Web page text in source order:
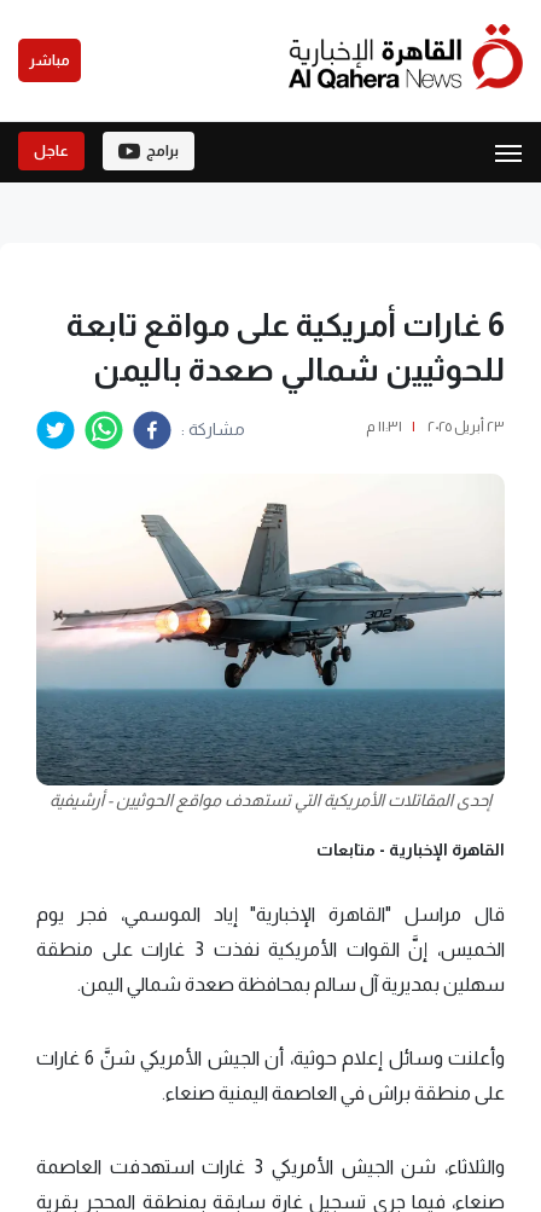
مباشر
برامج عاجل
6 غارات أمريكية على مواقع تابعة
للحوثيين شمالي صعدة باليمن
٢٣ أبريل ٢٠٢٥ | ١١:٣١ م مشاركة :
إحدى المقاتلات الأمريكية التي تستهدف مواقع الحوثيين - أرشيفية
القاهرة الإخبارية - متابعات
قال مراسل "القاهرة الإخبارية" إياد الموسمي، فجر يوم
الخميس، إنَّ القوات الأمريكية نفذت 3 غارات على منطقة
سهلين بمديرية آل سالم بمحافظة صعدة شمالي اليمن.
وأعلنت وسائل إعلام حوثية، أن الجيش الأمريكي شنَّ 6 غارات
على منطقة براش في العاصمة اليمنية صنعاء.
والثلاثاء، شن الجيش الأمريكي 3 غارات استهدفت العاصمة
صنعاء، فيما جرى تسجيل غارة سابقة بمنطقة المحجر بقرية